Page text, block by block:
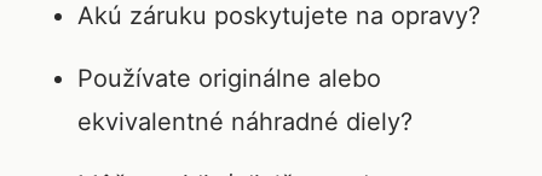
Akú záruku poskytujete na opravy?
Používate originálne alebo
ekvivalentné náhradné diely?